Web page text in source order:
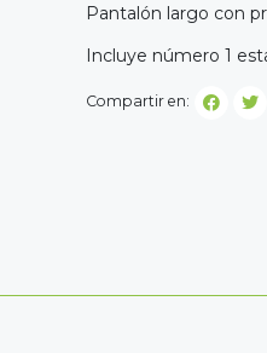
Pantalón largo con
Incluye número 1
Compartir en: